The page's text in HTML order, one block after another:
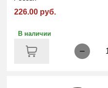
226.00 руб.
В наличии